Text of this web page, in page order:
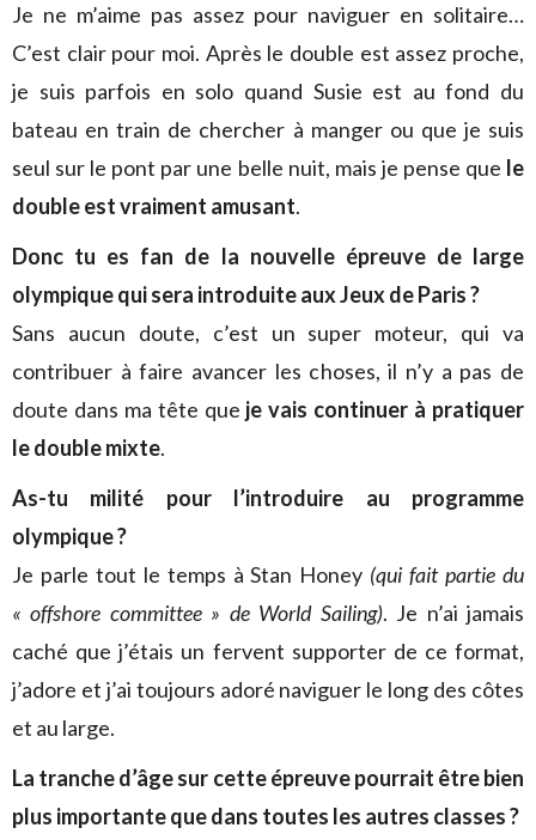
Je ne m’aime pas assez pour naviguer en solitaire…
C’est clair pour moi. Après le double est assez proche,
je suis parfois en solo quand Susie est au fond du
bateau en train de chercher à manger ou que je suis
seul sur le pont par une belle nuit, mais je pense que le
double est vraiment amusant.
Donc tu es fan de la nouvelle épreuve de large
olympique qui sera introduite aux Jeux de Paris ?
Sans aucun doute, c’est un super moteur, qui va
contribuer à faire avancer les choses, il n’y a pas de
doute dans ma tête que je vais continuer à pratiquer
le double mixte.
As-tu milité pour l’introduire au programme
olympique ?
Je parle tout le temps à Stan Honey (qui fait partie du
« offshore committee » de World Sailing). Je n’ai jamais
caché que j’étais un fervent supporter de ce format,
j’adore et j’ai toujours adoré naviguer le long des côtes
et au large.
La tranche d’âge sur cette épreuve pourrait être bien
plus importante que dans toutes les autres classes ?